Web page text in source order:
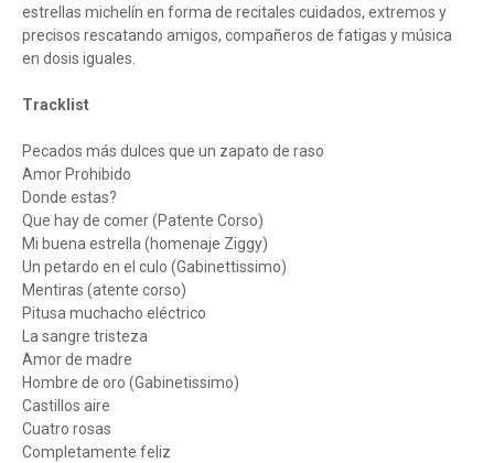
estrellas michelín en forma de recitales cuidados, extremos y
precisos rescatando amigos, compañeros de fatigas y música
en dosis iguales.
Tracklist
Pecados más dulces que un zapato de raso
Amor Prohibido
Donde estas?
Que hay de comer (Patente Corso)
Mi buena estrella (homenaje Ziggy)
Un petardo en el culo (Gabinettissimo)
Mentiras (atente corso)
Pitusa muchacho eléctrico
La sangre tristeza
Amor de madre
Hombre de oro (Gabinetissimo)
Castillos aire
Cuatro rosas
Completamente feliz